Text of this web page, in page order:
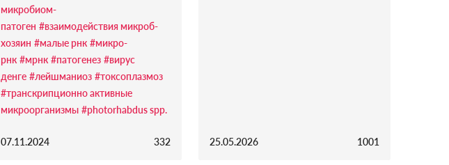
микробиом-
патоген #взаимодействия микроб-
хозяин #малые рнк #микро-
рнк #мрнк #патогенез #вирус
денге #лейшманиоз #токсоплазмоз
#транскрипционно активные
микроорганизмы #photorhabdus spp.
07.11.2024 332 25.05.2026 1001